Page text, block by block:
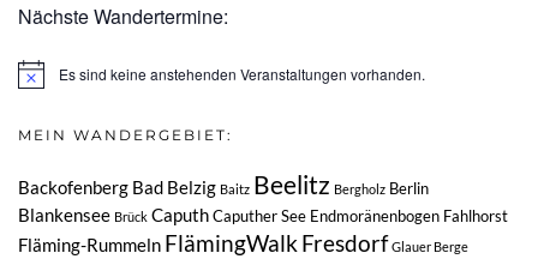
Nächste Wandertermine:
HinweisEs sind keine anstehenden Veranstaltungen vorhanden.
MEIN WANDERGEBIET:
Backofenberg Bad Belzig Baitz Beelitz Bergholz Berlin
Blankensee Brück CaputhCaputher See Endmoränenbogen Fahlhorst
Fläming-Rummeln FlämingWalkFresdorf Glauer Berge